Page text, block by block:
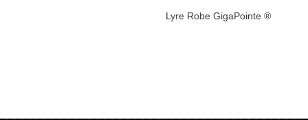
Lyre Robe GigaPointe ®